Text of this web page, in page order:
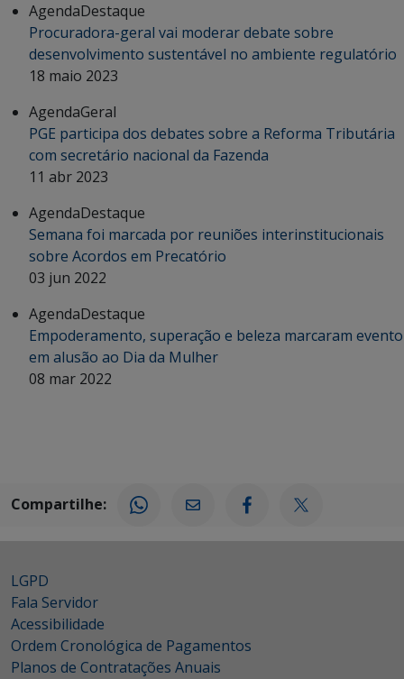
AgendaDestaque
Procuradora-geral vai moderar debate sobre
desenvolvimento sustentável no ambiente regulatório
18 maio 2023
AgendaGeral
PGE participa dos debates sobre a Reforma Tributária
com secretário nacional da Fazenda
11 abr 2023
AgendaDestaque
Semana foi marcada por reuniões interinstitucionais
sobre Acordos em Precatório
03 jun 2022
AgendaDestaque
Empoderamento, superação e beleza marcaram evento
em alusão ao Dia da Mulher
08 mar 2022
Compartilhe:
LGPD
Fala Servidor
Acessibilidade
Ordem Cronológica de Pagamentos
Planos de Contratações Anuais